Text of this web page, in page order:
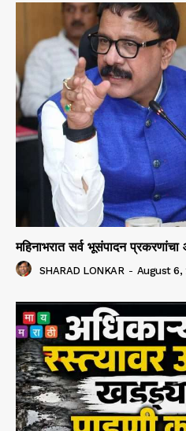
महिनाभरात सर्व भूसंपादन
SHARAD LONKAR - August 6,